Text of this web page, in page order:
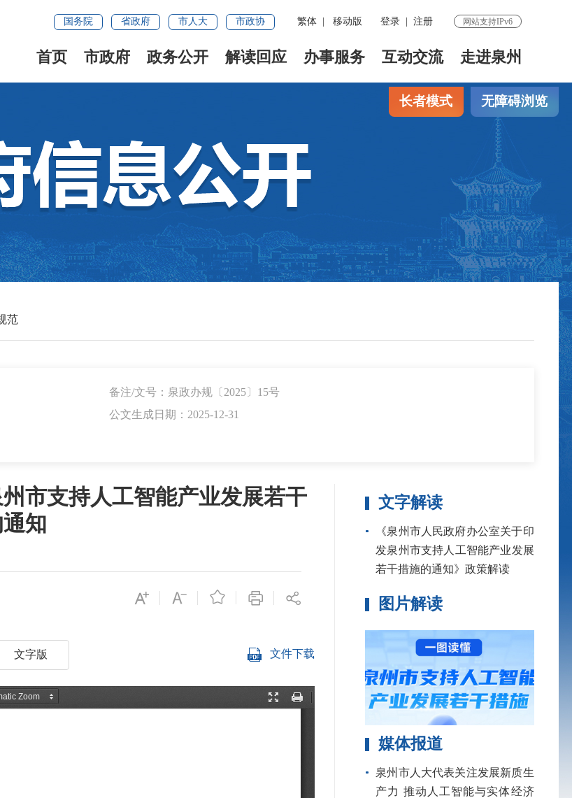
国务院 省政府 市人大 市政协 繁体 移动版 登录 注册 网站支持IPv6
首页 市政府 政务公开 解读回应 办事服务 互动交流 走进泉州
长者模式 无障碍浏览
范
备注/文号：泉政办规〔2025〕15号
公文生成日期：2025-12-31
市支持人工智能产业发展若干
知

文字版 文件下载
文字解读
《泉州市人民政府办公室关于印
发泉州市支持人工智能产业发展
若干措施的通知》政策解读
图片解读
媒体报道
泉州市人大代表关注发展新质生
产力 推动人工智能与实体经济